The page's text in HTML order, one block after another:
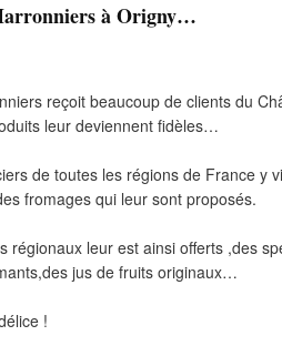
à Origny…
reçoit beaucoup de clients du
leur deviennent fidèles…
de toutes les régions de France y
fromages qui leur sont proposés.
régionaux leur est ainsi offerts ,des
jus de fruits originaux…
!